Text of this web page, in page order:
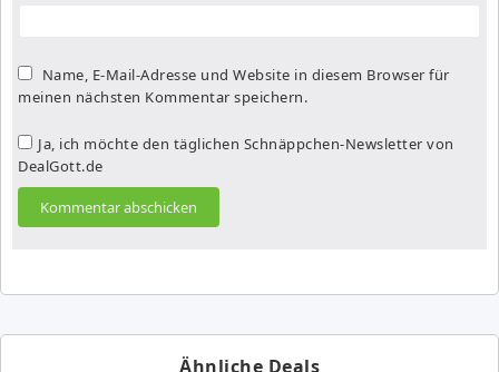
Name, E-Mail-Adresse und Website in diesem Browser für
meinen nächsten Kommentar speichern.
Ja, ich möchte den täglichen Schnäppchen-Newsletter von
DealGott.de
Ähnliche Deals